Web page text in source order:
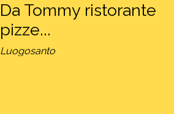
Da Tommy ristorante
pizze...
Luogosanto